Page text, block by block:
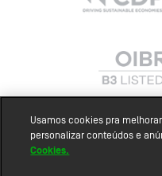
Usamos cookies pra
personalizar conteúdos e
Cookies.